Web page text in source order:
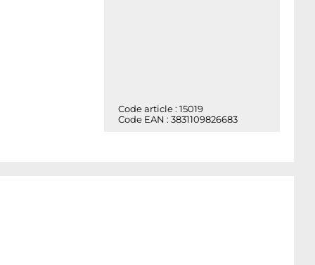
Code article : 15019
Code EAN : 3831109826683